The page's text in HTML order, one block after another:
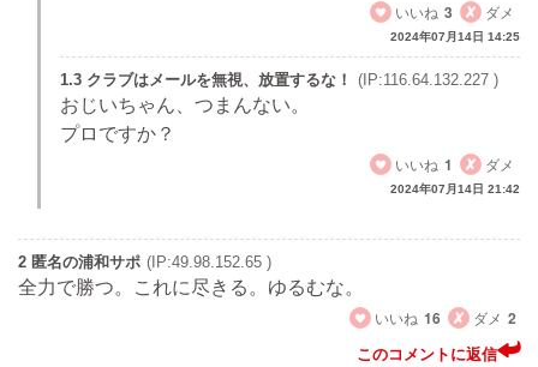
いいね 3 ダメ
2024年07月14日 14:25
1.3 クラブはメールを無視、放置するな！ (IP:116.64.132.227 )
おじいちゃん、つまんない。
プロですか？
いいね 1 ダメ
2024年07月14日 21:42
2 匿名の浦和サポ (IP:49.98.152.65 )
全力で勝つ。これに尽きる。ゆるむな。
いいね 16 ダメ 2
このコメントに返信